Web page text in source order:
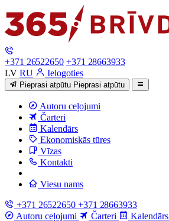
+371 26522650 +371 28663933
LV RU Ielogoties
Pieprasi atpūtu Pieprasi atpūtu
Autoru ceļojumi
Čarteri
Kalendārs
Ekonomiskās tūres
Vīzas
Kontakti
Viesu nams
+371 26522650 +371 28663933
Autoru ceļojumi
Čarteri Kalendārs